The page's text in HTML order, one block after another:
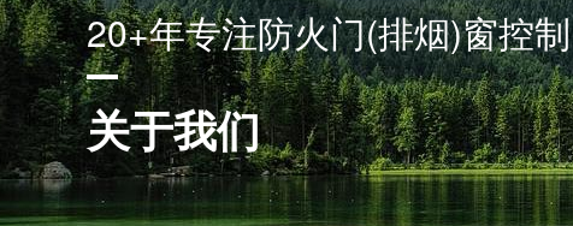
20+年专注防火门(排烟)窗控制
关于我们